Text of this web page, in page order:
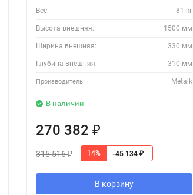
Вес: 81 кг
Высота внешняя: 1500 мм
Ширина внешняя: 330 мм
Глубина внешняя: 310 мм
Производитель: Metalk
В наличии
270 382 ₽
315 516₽ 14% -45 134 ₽
В корзину